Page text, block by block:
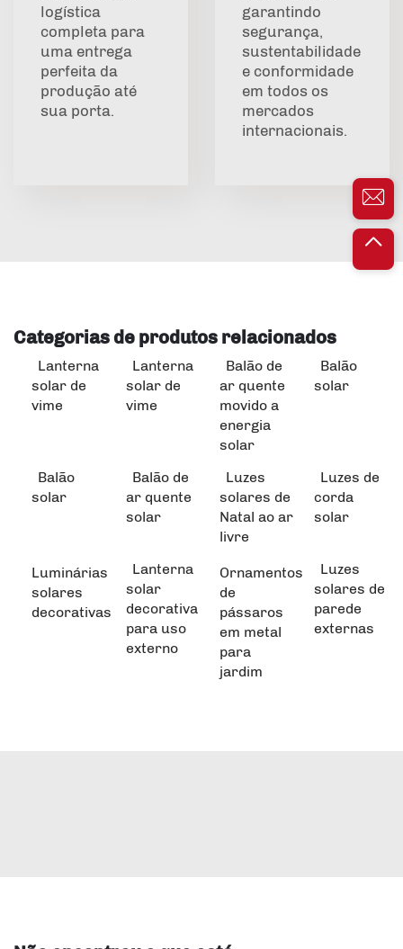
logística
completa para
uma entrega
perfeita da
produção até
sua porta.
garantindo
segurança,
sustentabilidade
e conformidade
em todos os
mercados
internacionais.
Categorias de produtos relacionados
Lanterna
solar de
vime
Lanterna
solar de
vime
Balão de
ar quente
movido a
energia
solar
Balão
solar
Balão
solar
Balão de
ar quente
solar
Luzes
solares de
Natal ao ar
livre
Luzes de
corda
solar
Luminárias
solares
decorativas
Lanterna
solar
decorativa
para uso
externo
Ornamentos
de
pássaros
em metal
para
jardim
Luzes
solares de
parede
externas